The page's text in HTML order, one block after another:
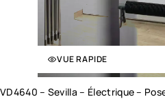
VUE RAPIDE
VD4640 – Sevilla – Électrique –